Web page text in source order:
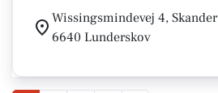
Wissingsmindevej 4,
6640 Lunderskov